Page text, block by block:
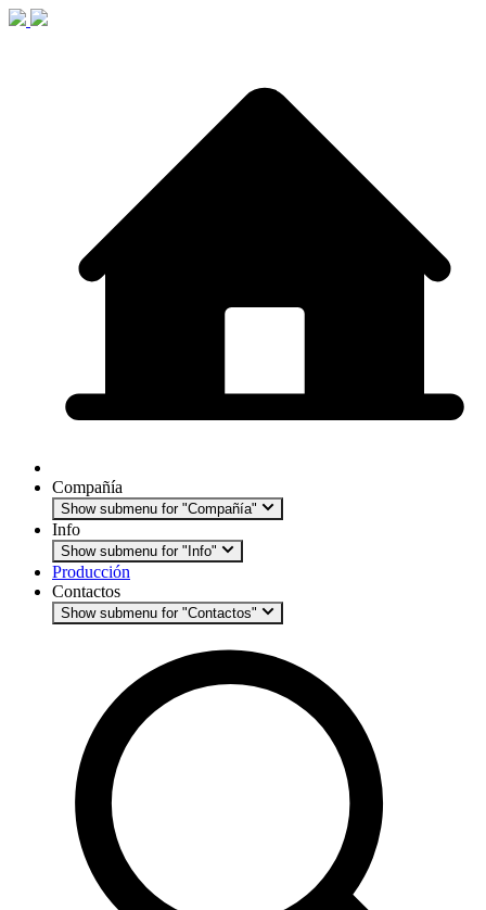
Compañía
Show submenu for "Compañía"
Info
Show submenu for "Info"
Producción
Contactos
Show submenu for "Contactos"